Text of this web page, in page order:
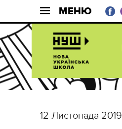
МЕНЮ
12 Листопада 2019